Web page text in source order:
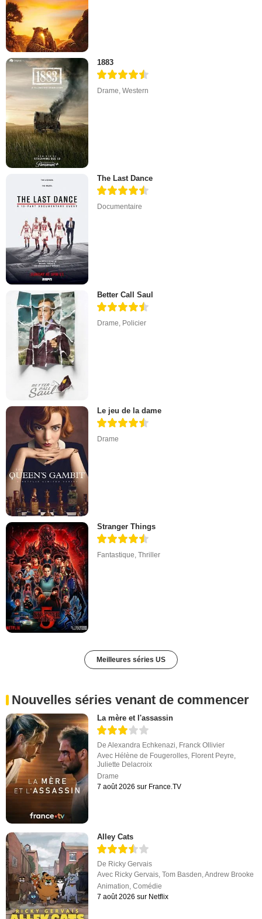
1883
Drame,Western
The Last Dance
Documentaire
Better Call Saul
Drame Policier
Le jeu de la dame
Drame
Stranger Things
Fantastique,Thriller
Meilleures séries US
Nouvelles séries venant de commencer
La mère et l'assassin
DeAlexandra Echkenazi Franck Ollivier
Avec Hélène de Fougerolles Florent Peyre
Juliette Delacroix
Drame
7 août 2026 sur France.TV
Alley Cats
De Ricky Gervais
Avec Ricky Gervais,Tom Basden,Andrew Brooke
Animation,Comédie
7 août 2026 sur Netflix